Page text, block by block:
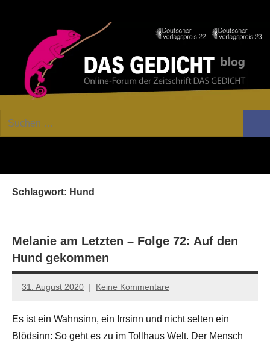
GEDICHT
Forum
von
und
Kritik
Suchen
Schlagwort: Hund
Melanie am Letzten – Folge 72: Auf den
Hund gekommen
31. August 2020
Anton
Leitner
Keine Kommentare
Es ist ein Wahnsinn, ein Irrsinn und nicht selten ein
Blödsinn: So geht es zu im Tollhaus Welt. Der Mensch